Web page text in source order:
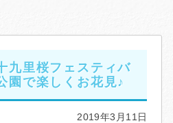
九里桜フェスティバ
園で楽しくお花見♪
2019年3月11日